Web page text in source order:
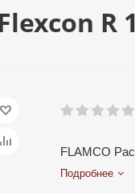
R
FLAMCO
Подробнее